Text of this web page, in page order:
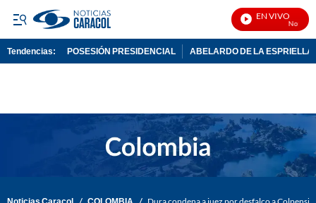
EN VIVO
Noticias
Tendencias: POSESIÓN PRESIDENCIAL ABELARDO DE LA ESPRIELLA